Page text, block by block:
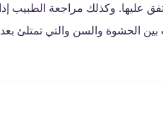
عليها. وكذلك مراجعة الطبيب إذا
الحشوة والسن والتي تمتلئ بعد